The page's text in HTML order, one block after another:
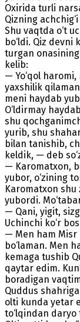
Oxirida turli
Qizning
Shu vaqtda o‘t
bo‘ldi. Qiz devni
turgan onasining
kelib:
— Yo‘qol
yaxshilik
meni haydab
O‘ldirmay
shu
yurib, shu
bilan tanishib,
keldik, — deb
— Karomatxon,
yubor, o‘zining
Karomatxon
yubordi.
— Qani, yigit,
Uchinchi ko‘r
— Men ham Misr
bo‘laman. Men
kemaga tushib
qaytar edim.
boradigan
Quddus
olti kunda yetar
to‘lqindan